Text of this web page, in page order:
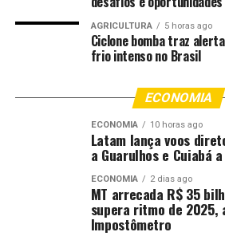
Jovem de 26 anos morre após moto
rotatória de acesso à rodovia
Prefeitura anuncia ruas vencedoras
Rua é Show de Bola; confira
AGRICULTURA 5 horas ago
Ciclone bomba traz
frio intenso no Brasil
ECONOMIA
ECONOMIA 10 horas ago
Latam lança voos
a Guarulhos e Cuiabá
ECONOMIA 2 dias ago
MT arrecada R$ 35
supera ritmo de 2025,
Impostômetro